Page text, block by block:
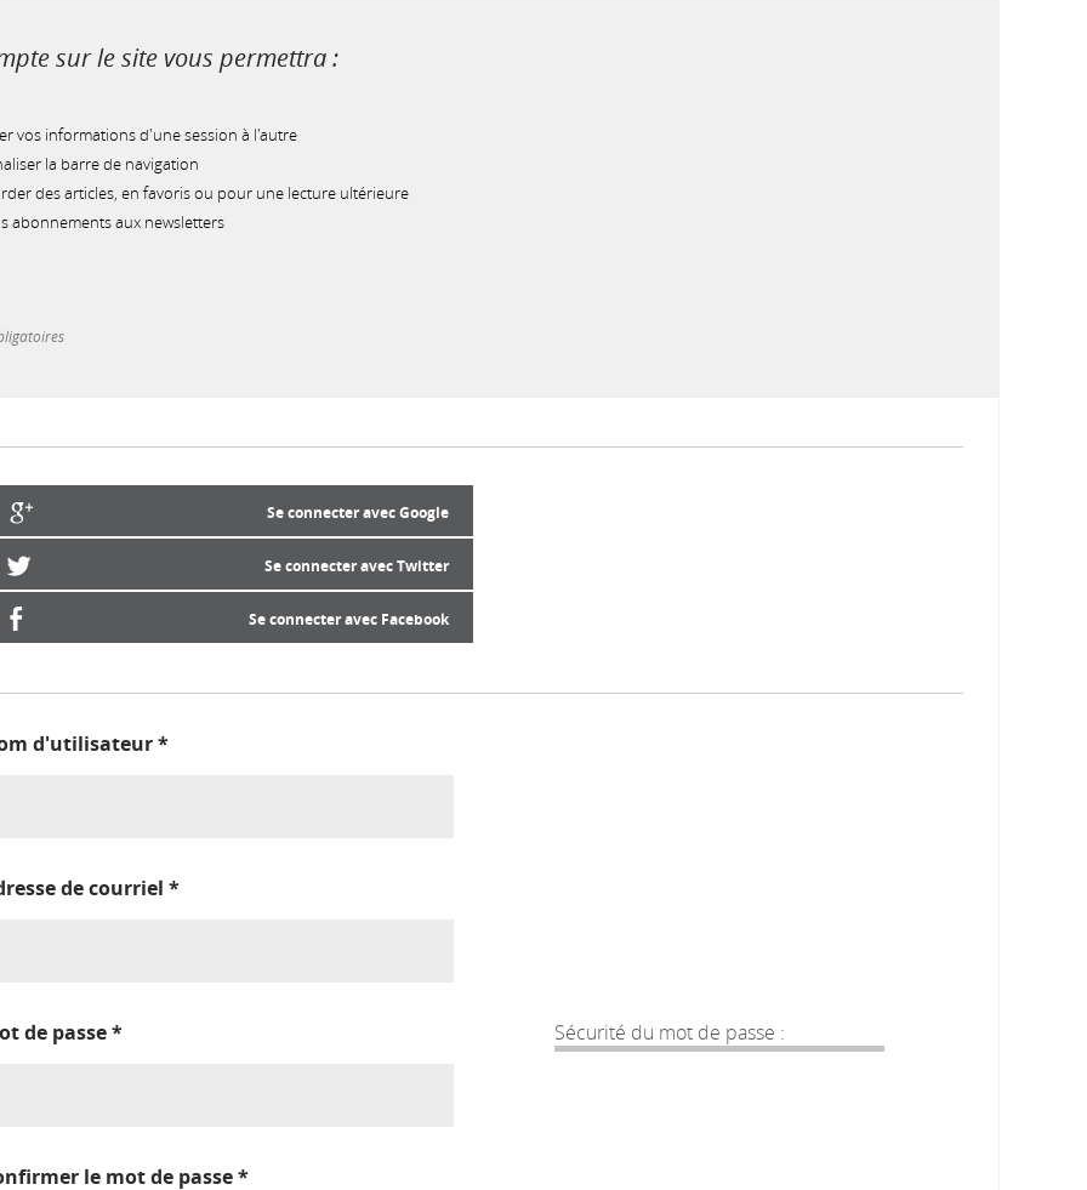
sur le site vous permettra :
vos informations d'une session à l'autre
la barre de navigation
des articles, en favoris ou pour une lecture ultérieure
abonnements aux newsletters
Se connecter avec Google
Se connecter avec Twitter
Se connecter avec Facebook
d'utilisateur*
de courriel *
Sécurité du mot de passe :
de passe*
le mot de passe*